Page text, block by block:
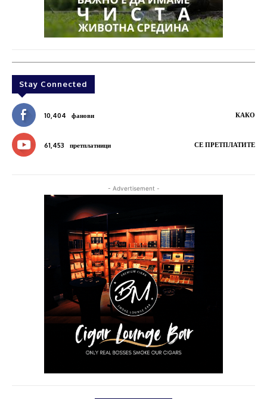
Stay Connected
10,404 фанови КАКО
61,453 претплатници СЕ ПРЕТПЛАТИТЕ
- Advertisement -